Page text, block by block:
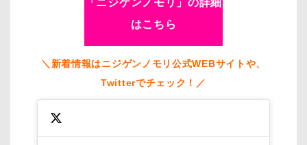
「ニジゲンノモリ」の詳細
はこちら
＼新着情報はニジゲンノモリ公式WEBサイトや、
Twitterでチェック！／